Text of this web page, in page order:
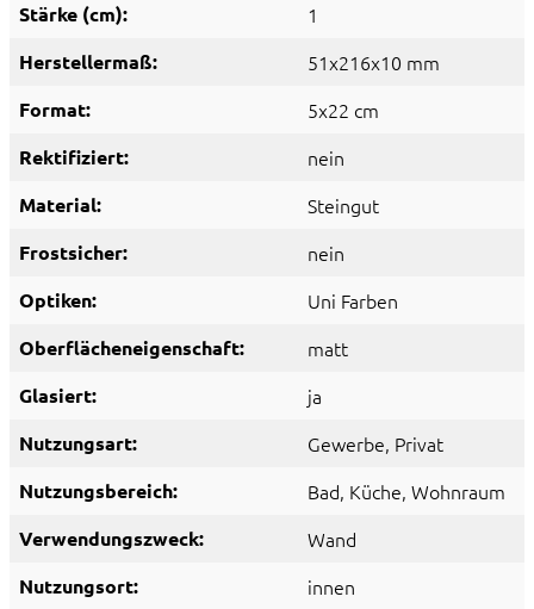
Stärke (cm): 1
Herstellermaß: 51x216x10 mm
Format: 5x22 cm
Rektifiziert: nein
Material: Steingut
Frostsicher: nein
Optiken: Uni Farben
Oberflächeneigenschaft: matt
Glasiert: ja
Nutzungsart: Gewerbe, Privat
Nutzungsbereich: Bad, Küche, Wohnraum
Verwendungszweck: Wand
Nutzungsort: innen